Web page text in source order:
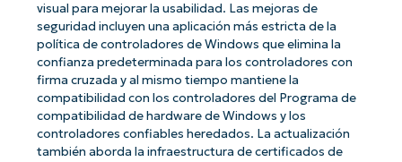
visual para mejorar la usabilidad. Las mejoras de
seguridad incluyen una aplicación más estricta de la
política de controladores de Windows que elimina la
confianza predeterminada para los controladores con
firma cruzada y al mismo tiempo mantiene la
compatibilidad con los controladores del Programa de
compatibilidad de hardware de Windows y los
controladores confiables heredados. La actualización
también aborda la infraestructura de certificados de